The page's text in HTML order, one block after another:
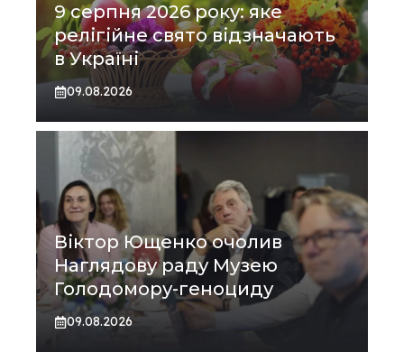
9 серпня 2026 року: яке
релігійне свято відзначають
в Україні
09.08.2026
Віктор Ющенко очолив
Наглядову раду Музею
Голодомору-геноциду
09.08.2026